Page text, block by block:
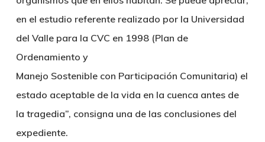
en el estudio referente realizado por la Universidad
del Valle para la CVC en 1998 (Plan de
Ordenamiento y
Manejo Sostenible con Participación Comunitaria) el
estado aceptable de la vida en la cuenca antes de
la tragedia”, consigna una de las conclusiones del
expediente.